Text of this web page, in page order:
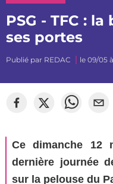
PSG - TFC :
ses portes
Publié par REDAC le 09/05
Ce dimanche 12
dernière journée
sur la pelouse du